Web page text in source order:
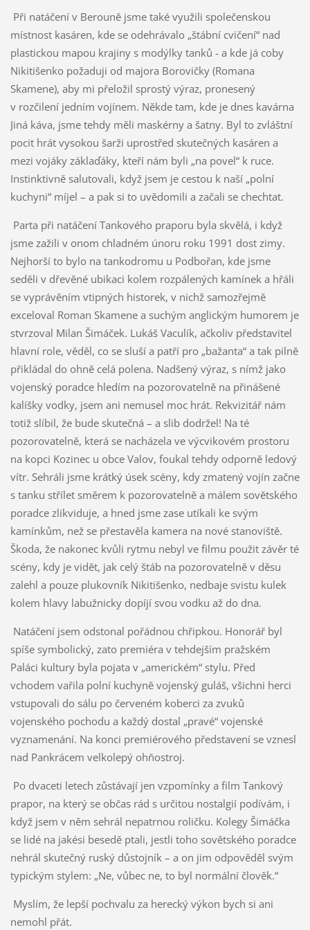
Při natáčení v Berouně jsme také využili společenskou
místnost kasáren, kde se odehrávalo „štábní cvičení“ nad
plastickou mapou krajiny s modýlky tanků - a kde já coby
Nikitišenko požaduji od majora Borovičky (Romana
Skamene), aby mi přeložil sprostý výraz, pronesený
v rozčilení jedním vojínem. Někde tam, kde je dnes kavárna
Jiná káva, jsme tehdy měli maskérny a šatny. Byl to zvláštní
pocit hrát vysokou šarži uprostřed skutečných kasáren a
mezi vojáky záklaďáky, kteří nám byli „na povel“ k ruce.
Instinktivně salutovali, když jsem je cestou k naší „polní
kuchyni“ míjel – a pak si to uvědomili a začali se chechtat.
Parta při natáčení Tankového praporu byla skvělá, i když
jsme zažili v onom chladném únoru roku 1991 dost zimy.
Nejhorší to bylo na tankodromu u Podbořan, kde jsme
seděli v dřevěné ubikaci kolem rozpálených kamínek a hřáli
se vyprávěním vtipných historek, v nichž samozřejmě
exceloval Roman Skamene a suchým anglickým humorem je
stvrzoval Milan Šimáček. Lukáš Vaculík, ačkoliv představitel
hlavní role, věděl, co se sluší a patří pro „bažanta“ a tak pilně
přikládal do ohně celá polena. Nadšený výraz, s nímž jako
vojenský poradce hledím na pozorovatelně na přinášené
kalíšky vodky, jsem ani nemusel moc hrát. Rekvizitář nám
totiž slíbil, že bude skutečná – a slib dodržel! Na té
pozorovatelně, která se nacházela ve výcvikovém prostoru
na kopci Kozinec u obce Valov, foukal tehdy odporně ledový
vítr. Sehráli jsme krátký úsek scény, kdy zmatený vojín začne
s tanku střílet směrem k pozorovatelně a málem sovětského
poradce zlikviduje, a hned jsme zase utíkali ke svým
kamínkům, než se přestavěla kamera na nové stanoviště.
Škoda, že nakonec kvůli rytmu nebyl ve filmu použit závěr té
scény, kdy je vidět, jak celý štáb na pozorovatelně v děsu
zalehl a pouze plukovník Nikitišenko, nedbaje svistu kulek
kolem hlavy labužnicky dopíjí svou vodku až do dna.
Natáčení jsem odstonal pořádnou chřipkou. Honorář byl
spíše symbolický, zato premiéra v tehdejším pražském
Paláci kultury byla pojata v „americkém“ stylu. Před
vchodem vařila polní kuchyně vojenský guláš, všichni herci
vstupovali do sálu po červeném koberci za zvuků
vojenského pochodu a každý dostal „pravé“ vojenské
vyznamenání. Na konci premiérového představení se vznesl
nad Pankrácem velkolepý ohňostroj.
Po dvaceti letech zůstávají jen vzpomínky a film Tankový
prapor, na který se občas rád s určitou nostalgií podívám, i
když jsem v něm sehrál nepatrnou roličku. Kolegy Šimáčka
se lidé na jakési besedě ptali, jestli toho sovětského poradce
nehrál skutečný ruský důstojník – a on jim odpověděl svým
typickým stylem: „Ne, vůbec ne, to byl normální člověk.“
Myslím, že lepší pochvalu za herecký výkon bych si ani
nemohl přát.